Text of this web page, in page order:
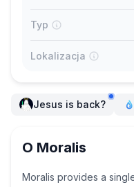
Typ
Lokalizacja
Jesus is back?
O Moralis
Moralis provides a